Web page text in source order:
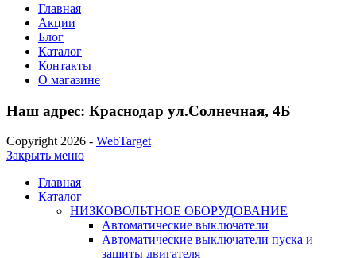
Главная
Акции
Блог
Каталог
Контакты
О магазине
Наш адрес: Краснодар ул.Солнечная, 4Б
Copyright 2026 - WebTarget
Закрыть меню
Главная
Каталог
НИЗКОВОЛЬТНОЕ ОБОРУДОВАНИЕ
Автоматические выключатели
Автоматические выключатели пуска и
защиты двигателя